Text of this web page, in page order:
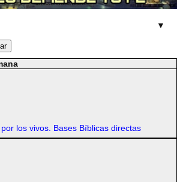
▼
los vivos. Bases Bíblicas directas